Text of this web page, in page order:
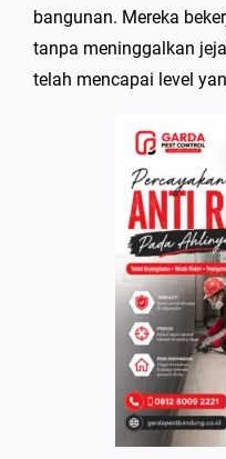
bangunan. Mereka
tanpa meninggalkan
telah mencapai level